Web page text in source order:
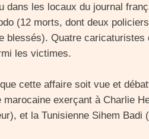
dans les locaux du journal
(12 morts, dont deux
blessés). Quatre caricaturistes
les victimes.
cette affaire soit vue et
exerçant à Charlie
et la Tunisienne Sihem Badi